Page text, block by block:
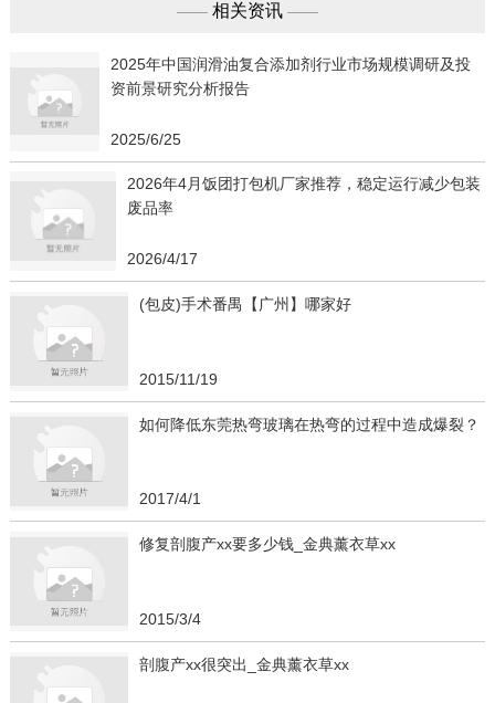
—— 相关资讯 ——
2025年中国润滑油复合添加剂行业市场规模调研及投
资前景研究分析报告
2025/6/25
2026年4月饭团打包机厂家推荐，稳定运行减少包装
废品率
2026/4/17
(包皮)手术番禺【广州】哪家好
2015/11/19
如何降低东莞热弯玻璃在热弯的过程中造成爆裂？
2017/4/1
修复剖腹产xx要多少钱_金典薰衣草xx
2015/3/4
剖腹产xx很突出_金典薰衣草xx